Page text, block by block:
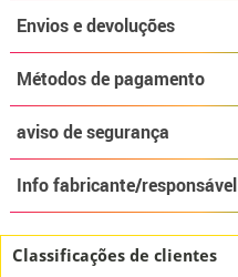
Envios e devoluções
Métodos de pagamento
aviso de segurança
Info fabricante/responsável
Classificações de clientes